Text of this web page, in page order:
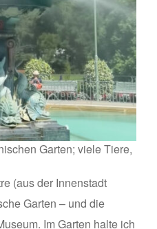
Garten; viele Tiere,
(aus der Innenstadt
Garten – und die
Im Garten halte ich